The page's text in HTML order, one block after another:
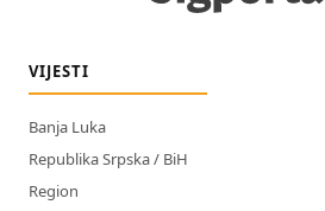
VIJESTI
Banja Luka
Republika Srpska / BiH
Region